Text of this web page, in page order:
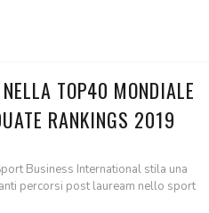
TOP40 MONDIALE
RANKINGS 2019
Business International stila una
percorsi post lauream nello sport